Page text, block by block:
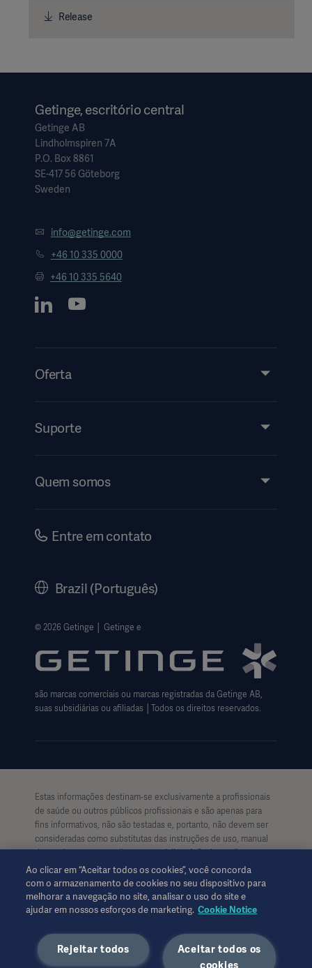
Release
Getinge, escritório central
Getinge AB
Lindholmspiren 7A
P.O. Box 8861
SE-417 56 Göteborg
Sweden
info@getinge.com
+46 10 335 0000
+46 10 335 5640
Oferta
Assistência técnica
Suporte
Eventos
Quem somos
Carreiras
Política de privacidade do site
Website use disclaimer
Cookie Notice
Data Subject Request Form
Entre em contato
Brazil (Português)
© 2026 Getinge │ Getinge e
são marcas comerciais ou marcas registradas da Getinge AB,
suas subsidiárias ou afiliadas │Todos os direitos reservados.
Estas informações destinam-se exclusivamente a profissionais
de saúde ou outros públicos profissionais e são apenas para
fins informativos, não são testadas e, portanto, não devem ser
consideradas como substitutas das instruções de uso, manual
de serviços ou aconselhamento médico. A Getinge não se
responsabiliza por qualquer ação ou omissão de qualquer parte
com base neste material, e seu uso é exclusivamente de risco
do usuário.
Qualquer terapia, solução ou produto mencionado pode não
apresentadas não podem ser copiadas ou usadas, no todo ou
em parte, sem permissão por escrito da Getinge.
Esta informação destina-se a um público internacional fora dos
Ao clicar em “Aceitar todos os cookies”, você concorda
com o armazenamento de cookies no seu dispositivo para
melhorar a navegação no site, analisar o uso do site e
ajudar em nossos esforços de marketing. Cookie Notice
Aceitar todos os
cookies
Rejeitar todos